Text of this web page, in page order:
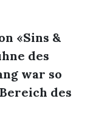
«Sins &
des
war so
des